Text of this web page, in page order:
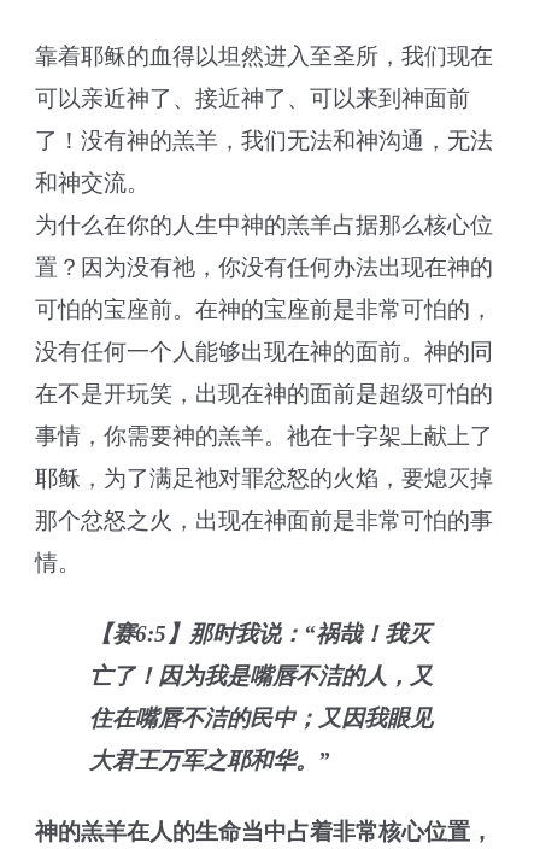
靠着耶稣的血得以坦然进入至圣所，我们现在
可以亲近神了、接近神了、可以来到神面前
了！没有神的羔羊，我们无法和神沟通，无法
和神交流。
为什么在你的人生中神的羔羊占据那么核心位
置？因为没有祂，你没有任何办法出现在神的
可怕的宝座前。在神的宝座前是非常可怕的，
没有任何一个人能够出现在神的面前。神的同
在不是开玩笑，出现在神的面前是超级可怕的
事情，你需要神的羔羊。祂在十字架上献上了
耶稣，为了满足祂对罪忿怒的火焰，要熄灭掉
那个忿怒之火，出现在神面前是非常可怕的事
情。
【赛6:5】那时我说：“祸哉！我灭
亡了！因为我是嘴唇不洁的人，又
住在嘴唇不洁的民中；又因我眼见
大君王万军之耶和华。”
神的羔羊在人的生命当中占着非常核心位置，